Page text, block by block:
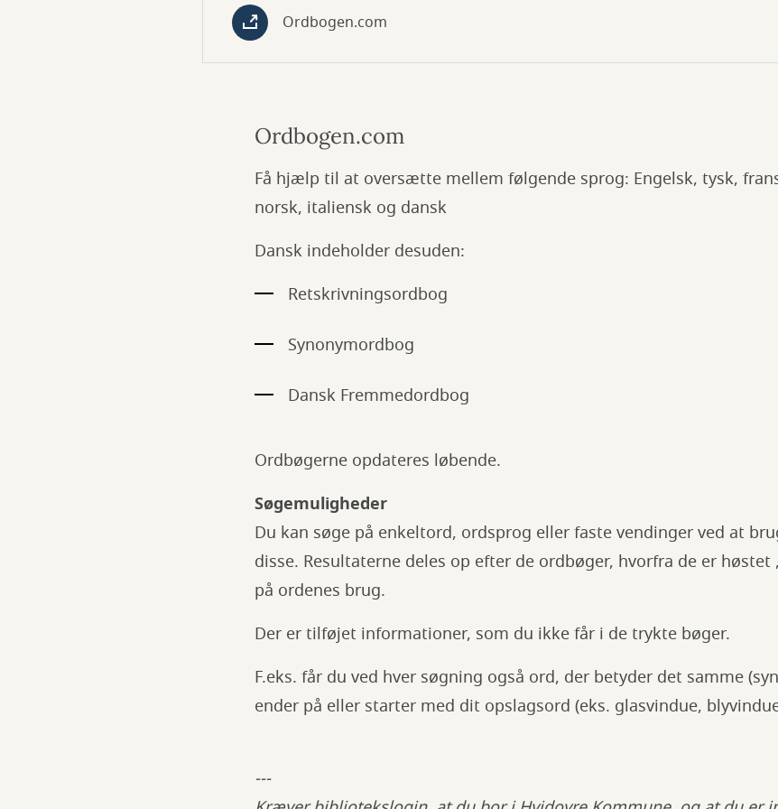
Ordbogen.com
Ordbogen.com
Få hjælp til at oversætte mellem følgende sprog: Engelsk, tysk,
norsk, italiensk og dansk
Dansk indeholder desuden:
Retskrivningsordbog
Synonymordbog
Dansk Fremmedordbog
Ordbøgerne opdateres løbende.
Søgemuligheder
Du kan søge på enkeltord, ordsprog eller faste vendinger ved at
disse. Resultaterne deles op efter de ordbøger, hvorfra de er
på ordenes brug.
Der er tilføjet informationer, som du ikke får i de trykte bøger.
F.eks. får du ved hver søgning også ord, der betyder det samme
ender på eller starter med dit opslagsord (eks. glasvindue,
---